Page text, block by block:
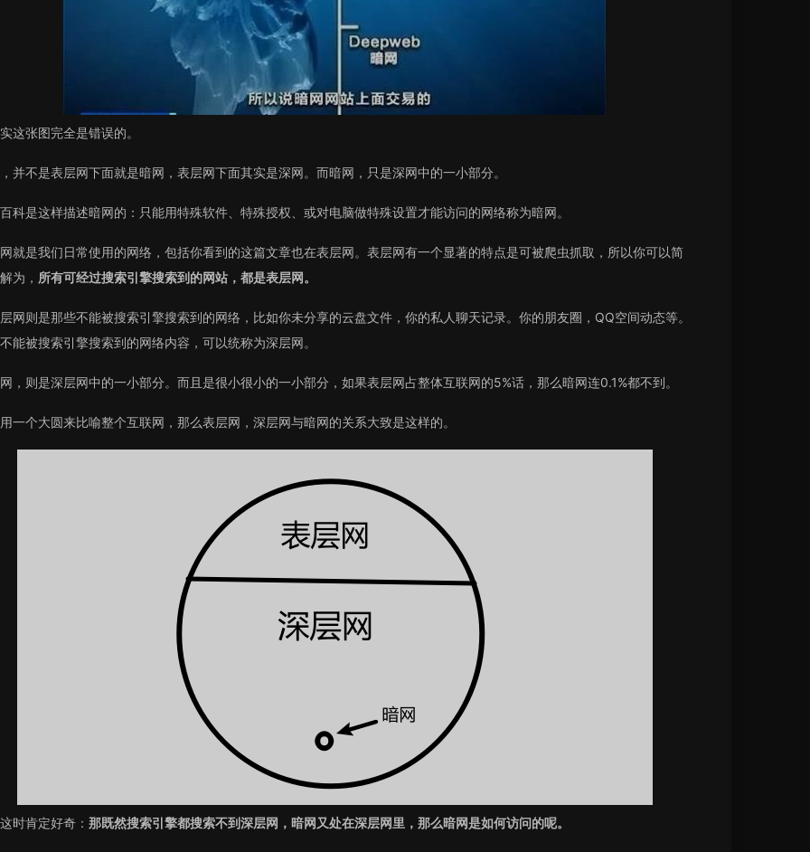
这张图完全是错误的。
并不是表层网下面就是暗网，表层网下面其实是深网。而暗网，只是深网中的一小部分。
科是这样描述暗网的：只能用特殊软件、特殊授权、或对电脑做特殊设置才能访问的网络称为暗网。
就是我们日常使用的网络，包括你看到的这篇文章也在表层网。表层网有一个显著的特点是可被爬虫抓取，所以你可以简
为， 所有可经过搜索引擎搜索到的网站，都是表层网。
网则是那些不能被搜索引擎搜索到的网络，比如你未分享的云盘文件，你的私人聊天记录。你的朋友圈，QQ空间动态等。
能被搜索引擎搜索到的网络内容，可以统称为深层网。
，则是深层网中的一小部分。而且是很小很小的一小部分，如果表层网占整体互联网的5%话，那么暗网连0.1%都不到。
一个大圆来比喻整个互联网，那么表层网，深层网与暗网的关系大致是这样的。
时肯定好奇： 那既然搜索引擎都搜索不到深层网，暗网又处在深层网里，那么暗网是如何访问的呢。